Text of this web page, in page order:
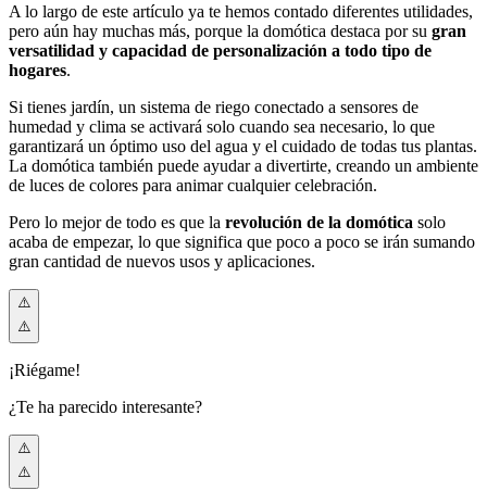
A lo largo de este artículo ya te hemos contado diferentes utilidades,
pero aún hay muchas más, porque la domótica destaca por su gran
versatilidad y capacidad de personalización a todo tipo de
hogares.
Si tienes jardín, un sistema de riego conectado a sensores de
humedad y clima se activará solo cuando sea necesario, lo que
garantizará un óptimo uso del agua y el cuidado de todas tus plantas.
La domótica también puede ayudar a divertirte, creando un ambiente
de luces de colores para animar cualquier celebración.
Pero lo mejor de todo es que la revolución de la domótica solo
acaba de empezar, lo que significa que poco a poco se irán sumando
gran cantidad de nuevos usos y aplicaciones.
¡Riégame!
¿Te ha parecido interesante?